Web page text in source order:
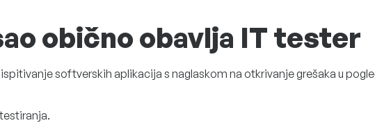
obično obavlja IT tester
softverskih aplikacija s naglaskom na otkrivanje grešaka u